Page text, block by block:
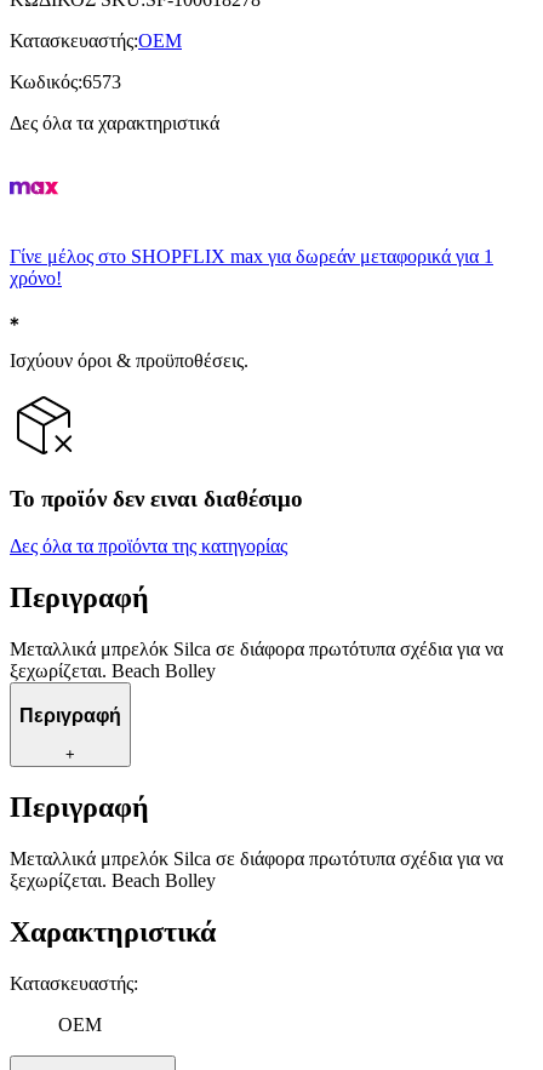
Κατασκευαστής:OEM
Κωδικός:6573
Δες όλα τα χαρακτηριστικά
Γίνε μέλος στο SHOPFLIX max για δωρεάν μεταφορικά για 1
χρόνο!
Ισχύουν όροι & προϋποθέσεις.
Το προϊόν δεν ειναι διαθέσιμο
Δες όλα τα προϊόντα της κατηγορίας
Περιγραφή
Μεταλλικά μπρελόκ Silca σε διάφορα πρωτότυπα σχέδια για να
ξεχωρίζεται. Beach Bolley
Περιγραφή
+
Περιγραφή
Μεταλλικά μπρελόκ Silca σε διάφορα πρωτότυπα σχέδια για να
ξεχωρίζεται. Beach Bolley
Χαρακτηριστικά
Κατασκευαστής:
OEM